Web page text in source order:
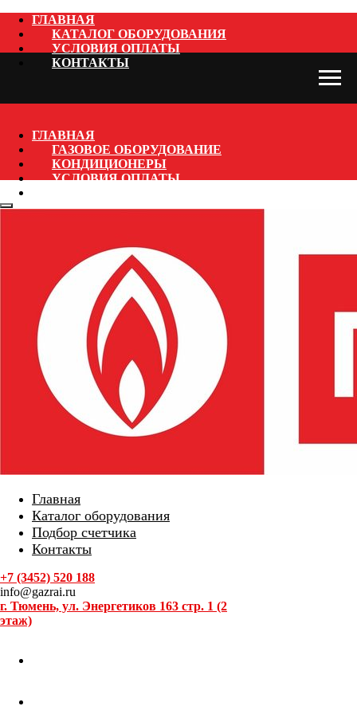
ГЛАВНАЯ
КАТАЛОГ ОБОРУДОВАНИЯ
УСЛОВИЯ ОПЛАТЫ
КОНТАКТЫ
ГЛАВНАЯ
ГАЗОВОЕ ОБОРУДОВАНИЕ
КОНДИЦИОНЕРЫ
УСЛОВИЯ ОПЛАТЫ
Главная
Каталог оборудования
Подбор счетчика
Контакты
+7 (3452) 520 188
info@gazrai.ru
г. Тюмень, ул. Энергетиков 163 стр. 1 (2
этаж)